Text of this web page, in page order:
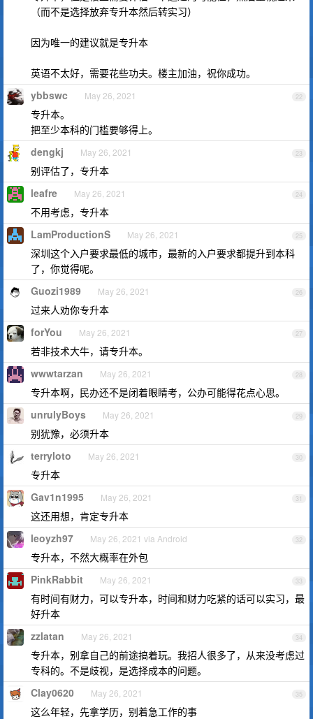
（而不是选择放弃专升本然后转实习）
因为唯一的建议就是专升本
英语不太好，需要花些功夫。楼主加油，祝你成功。
22
ybbswc May 26, 2021
专升本。
把至少本科的门槛要够得上。
23
dengkj May 26, 2021
别评估了，专升本
24
leafre May 26, 2021
不用考虑，专升本
25
LamProductionS May 26, 2021
深圳这个入户要求最低的城市，最新的入户要求都提升到本科
了，你觉得呢。
26
Guozi1989 May 26, 2021
过来人劝你专升本
27
forYou May 26, 2021
若非技术大牛，请专升本。
28
wwwtarzan May 26, 2021
专升本啊，民办还不是闭着眼睛考，公办可能得花点心思。
29
unrulyBoys May 26, 2021
别犹豫，必须升本
30
terryloto May 26, 2021
专升本
31
Gav1n1995 May 26, 2021
这还用想，肯定专升本
32
leoyzh97 May 26, 2021 via Android
专升本，不然大概率在外包
33
PinkRabbit May 26, 2021
有时间有财力，可以专升本，时间和财力吃紧的话可以实习，最
好升本
34
zzlatan May 26, 2021
专升本，别拿自己的前途搞着玩。我招人很多了，从来没考虑过
专科的。不是歧视，是选择成本的问题。
35
Clay0620 May 26, 2021
这么年轻，先拿学历，别着急工作的事